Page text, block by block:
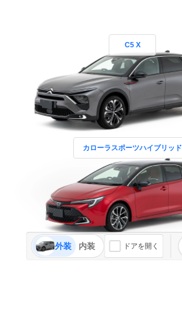
C5 X
カローラスポーツハイブリッド
外装 内装 ドアを開く